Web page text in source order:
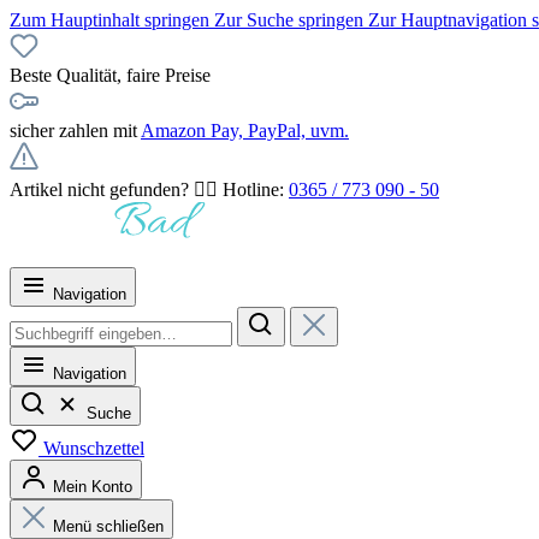
Zum Hauptinhalt springen Zur Suche springen Zur Hauptnavigation
Beste Qualität, faire Preise
sicher zahlen mit Amazon Pay, PayPal, uvm.
Artikel nicht gefunden? 👉🏻 Hotline: 0365 / 773 090 - 50
Navigation
Navigation
Suche
Wunschzettel
Mein Konto
Menü schließen